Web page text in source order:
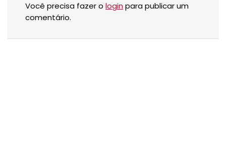
Você precisa fazer o login para publicar um
comentário.